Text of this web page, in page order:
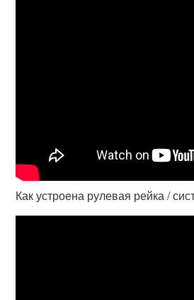
Как устроена рулевая рейка /